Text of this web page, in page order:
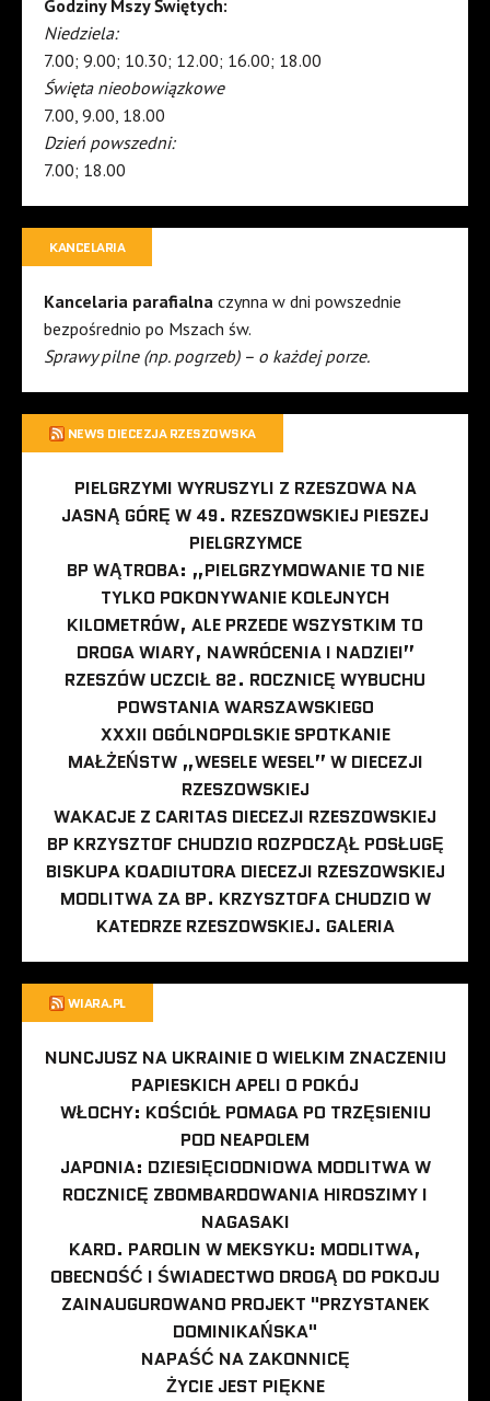
Godziny Mszy Świętych:
Niedziela:
7.00; 9.00; 10.30; 12.00; 16.00; 18.00
Święta nieobowiązkowe
7.00, 9.00, 18.00
Dzień powszedni:
7.00; 18.00
KANCELARIA
Kancelaria parafialna czynna w dni powszednie
bezpośrednio po Mszach św.
Sprawy pilne (np. pogrzeb) – o każdej porze.
NEWS DIECEZJA RZESZOWSKA
PIELGRZYMI WYRUSZYLI Z RZESZOWA NA
JASNĄ GÓRĘ W 49. RZESZOWSKIEJ PIESZEJ
PIELGRZYMCE
BP WĄTROBA: „PIELGRZYMOWANIE TO NIE
TYLKO POKONYWANIE KOLEJNYCH
KILOMETRÓW, ALE PRZEDE WSZYSTKIM TO
DROGA WIARY, NAWRÓCENIA I NADZIEI”
RZESZÓW UCZCIŁ 82. ROCZNICĘ WYBUCHU
POWSTANIA WARSZAWSKIEGO
XXXII OGÓLNOPOLSKIE SPOTKANIE
MAŁŻEŃSTW „WESELE WESEL” W DIECEZJI
RZESZOWSKIEJ
WAKACJE Z CARITAS DIECEZJI RZESZOWSKIEJ
BP KRZYSZTOF CHUDZIO ROZPOCZĄŁ POSŁUGĘ
BISKUPA KOADIUTORA DIECEZJI RZESZOWSKIEJ
MODLITWA ZA BP. KRZYSZTOFA CHUDZIO W
KATEDRZE RZESZOWSKIEJ. GALERIA
WIARA.PL
NUNCJUSZ NA UKRAINIE O WIELKIM ZNACZENIU
PAPIESKICH APELI O POKÓJ
WŁOCHY: KOŚCIÓŁ POMAGA PO TRZĘSIENIU
POD NEAPOLEM
JAPONIA: DZIESIĘCIODNIOWA MODLITWA W
ROCZNICĘ ZBOMBARDOWANIA HIROSZIMY I
NAGASAKI
KARD. PAROLIN W MEKSYKU: MODLITWA,
OBECNOŚĆ I ŚWIADECTWO DROGĄ DO POKOJU
ZAINAUGUROWANO PROJEKT "PRZYSTANEK
DOMINIKAŃSKA"
NAPAŚĆ NA ZAKONNICĘ
ŻYCIE JEST PIĘKNE